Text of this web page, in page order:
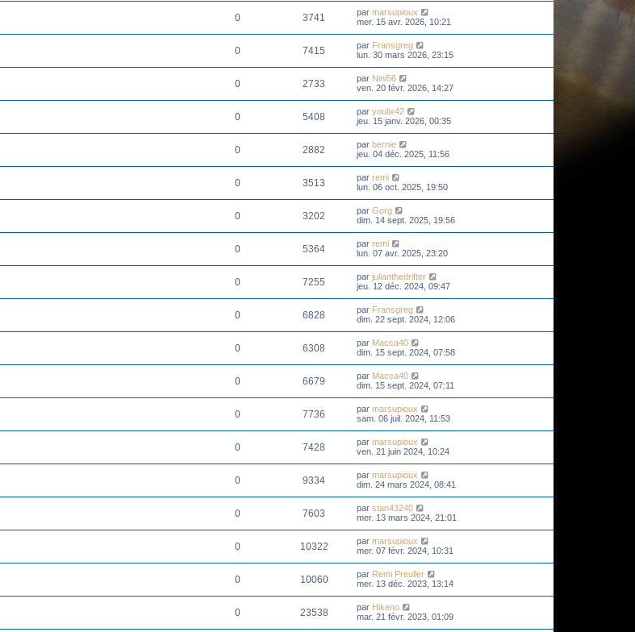
0 3741 par marsupioux
mer. 15 avr. 2026, 10:21
0 7415 par Fransgreg
lun. 30 mars 2026, 23:15
0 2733 par Nini56
ven. 20 févr. 2026, 14:27
0 5408 par youlix42
jeu. 15 janv. 2026, 00:35
0 2882 par bernie
jeu. 04 déc. 2025, 11:56
0 3513 par remi
lun. 06 oct. 2025, 19:50
0 3202 par Gorg
dim. 14 sept. 2025, 19:56
0 5364 par remi
lun. 07 avr. 2025, 23:20
0 7255 par julianthedrifter
jeu. 12 déc. 2024, 09:47
0 6828 par Fransgreg
dim. 22 sept. 2024, 12:06
0 6308 par Macca40
dim. 15 sept. 2024, 07:58
0 6679 par Macca40
dim. 15 sept. 2024, 07:11
0 7736 par marsupioux
sam. 06 juil. 2024, 11:53
0 7428 par marsupioux
ven. 21 juin 2024, 10:24
0 9334 par marsupioux
dim. 24 mars 2024, 08:41
0 7603 par stan43240
mer. 13 mars 2024, 21:01
0 10322 par marsupioux
mer. 07 févr. 2024, 10:31
0 10060 par Remi Preuller
mer. 13 déc. 2023, 13:14
0 23538 par Hikeno
mar. 21 févr. 2023, 01:09